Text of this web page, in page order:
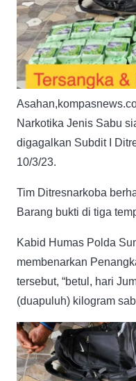
Narkotika Jenis Sabu
digagalkan Subdit I
10/3/23.
Tim Ditresnarkoba
Barang bukti di tiga
Kabid Humas Polda
membenarkan
tersebut, “betul, hari
(duapuluh) kilogram